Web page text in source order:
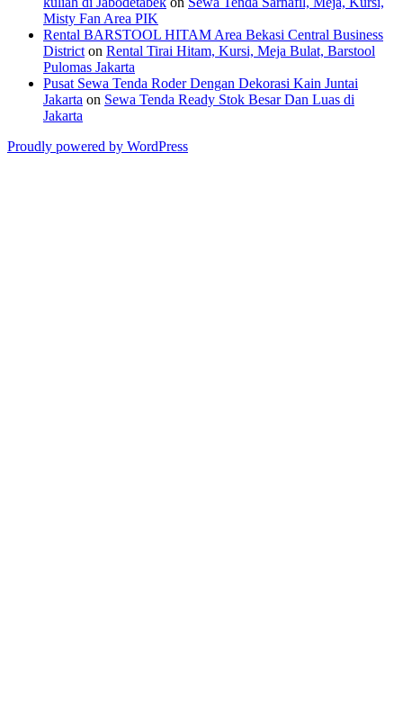
Misty Fan Area PIK
Rental BARSTOOL HITAM Area Bekasi Central Business
District on Rental Tirai Hitam, Kursi, Meja Bulat, Barstool
Pulomas Jakarta
Pusat Sewa Tenda Roder Dengan Dekorasi Kain Juntai
Jakarta on Sewa Tenda Ready Stok Besar Dan Luas di
Jakarta
Proudly powered by WordPress